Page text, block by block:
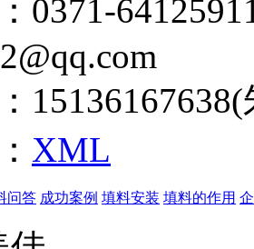
0371-
XML
问答 成功案例 填料安装 填料的作用